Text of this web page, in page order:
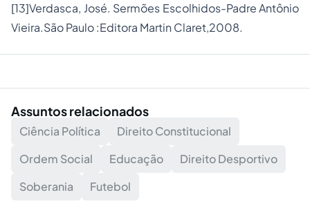
[13]Verdasca, José. Sermões Escolhidos-Padre Antônio
Vieira.São Paulo :Editora Martin Claret,2008.
Assuntos relacionados
Ciência Política
Direito Constitucional
Ordem Social
Educação
Direito Desportivo
Soberania
Futebol